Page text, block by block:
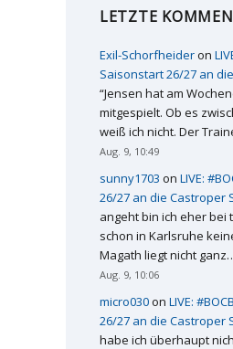
LETZTE
Exil-Schorfheideron
Saisonstart 26/27 an
“Jensen hat am
mitgespielt. Ob es
weiß ich nicht. Der
Aug. 9, 10:49
sunny1703 on LIVE:
26/27 an die Castroper
angeht bin ich eher
schon in Karlsruhe
Magath liegt nicht
Aug. 9, 10:06
micro030on LIVE:
26/27 an die Castroper
habe ich überhaupt